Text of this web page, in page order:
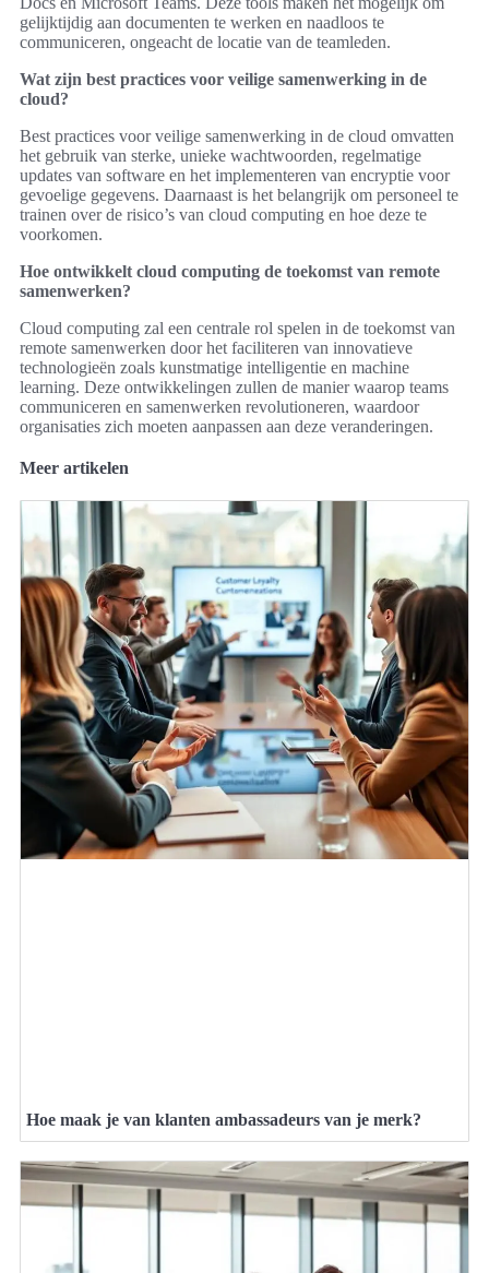
gelijktijdig aan documenten te werken en naadloos te
communiceren, ongeacht de locatie van de teamleden.
Wat zijn best practices voor veilige samenwerking in de
cloud?
Best practices voor veilige samenwerking in de cloud omvatten
het gebruik van sterke, unieke wachtwoorden, regelmatige
updates van software en het implementeren van encryptie voor
gevoelige gegevens. Daarnaast is het belangrijk om personeel te
trainen over de risico’s van cloud computing en hoe deze te
voorkomen.
Hoe ontwikkelt cloud computing de toekomst van remote
samenwerken?
Cloud computing zal een centrale rol spelen in de toekomst van
remote samenwerken door het faciliteren van innovatieve
technologieën zoals kunstmatige intelligentie en machine
learning. Deze ontwikkelingen zullen de manier waarop teams
communiceren en samenwerken revolutioneren, waardoor
organisaties zich moeten aanpassen aan deze veranderingen.
Meer artikelen
Hoe maak je van klanten ambassadeurs van je merk?